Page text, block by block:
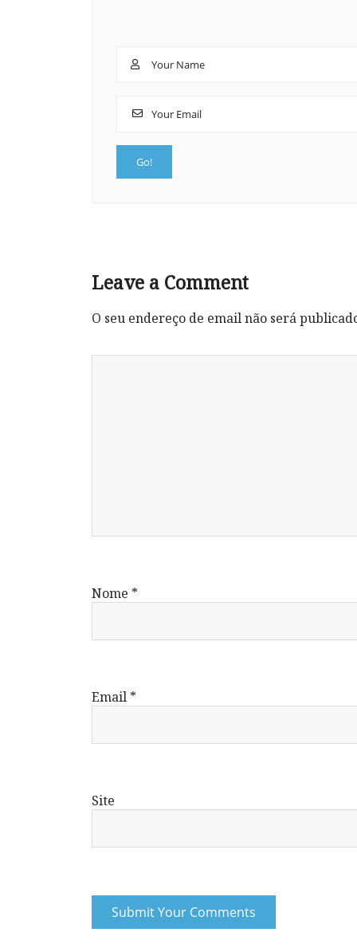
Leave a Comment
O seu endereço de email não será
Nome *
Email *
Site